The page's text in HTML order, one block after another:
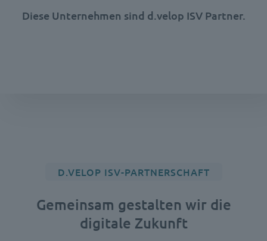
Diese Unternehmen sind d.velop ISV Partner.
D.VELOP ISV-PARTNERSCHAFT
Gemeinsam gestalten wir die
digitale Zukunft